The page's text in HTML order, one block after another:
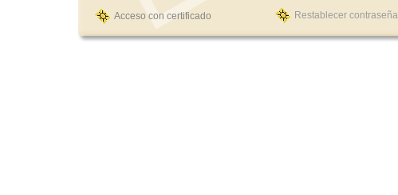
Restablecer contraseña
Acceso con certificado